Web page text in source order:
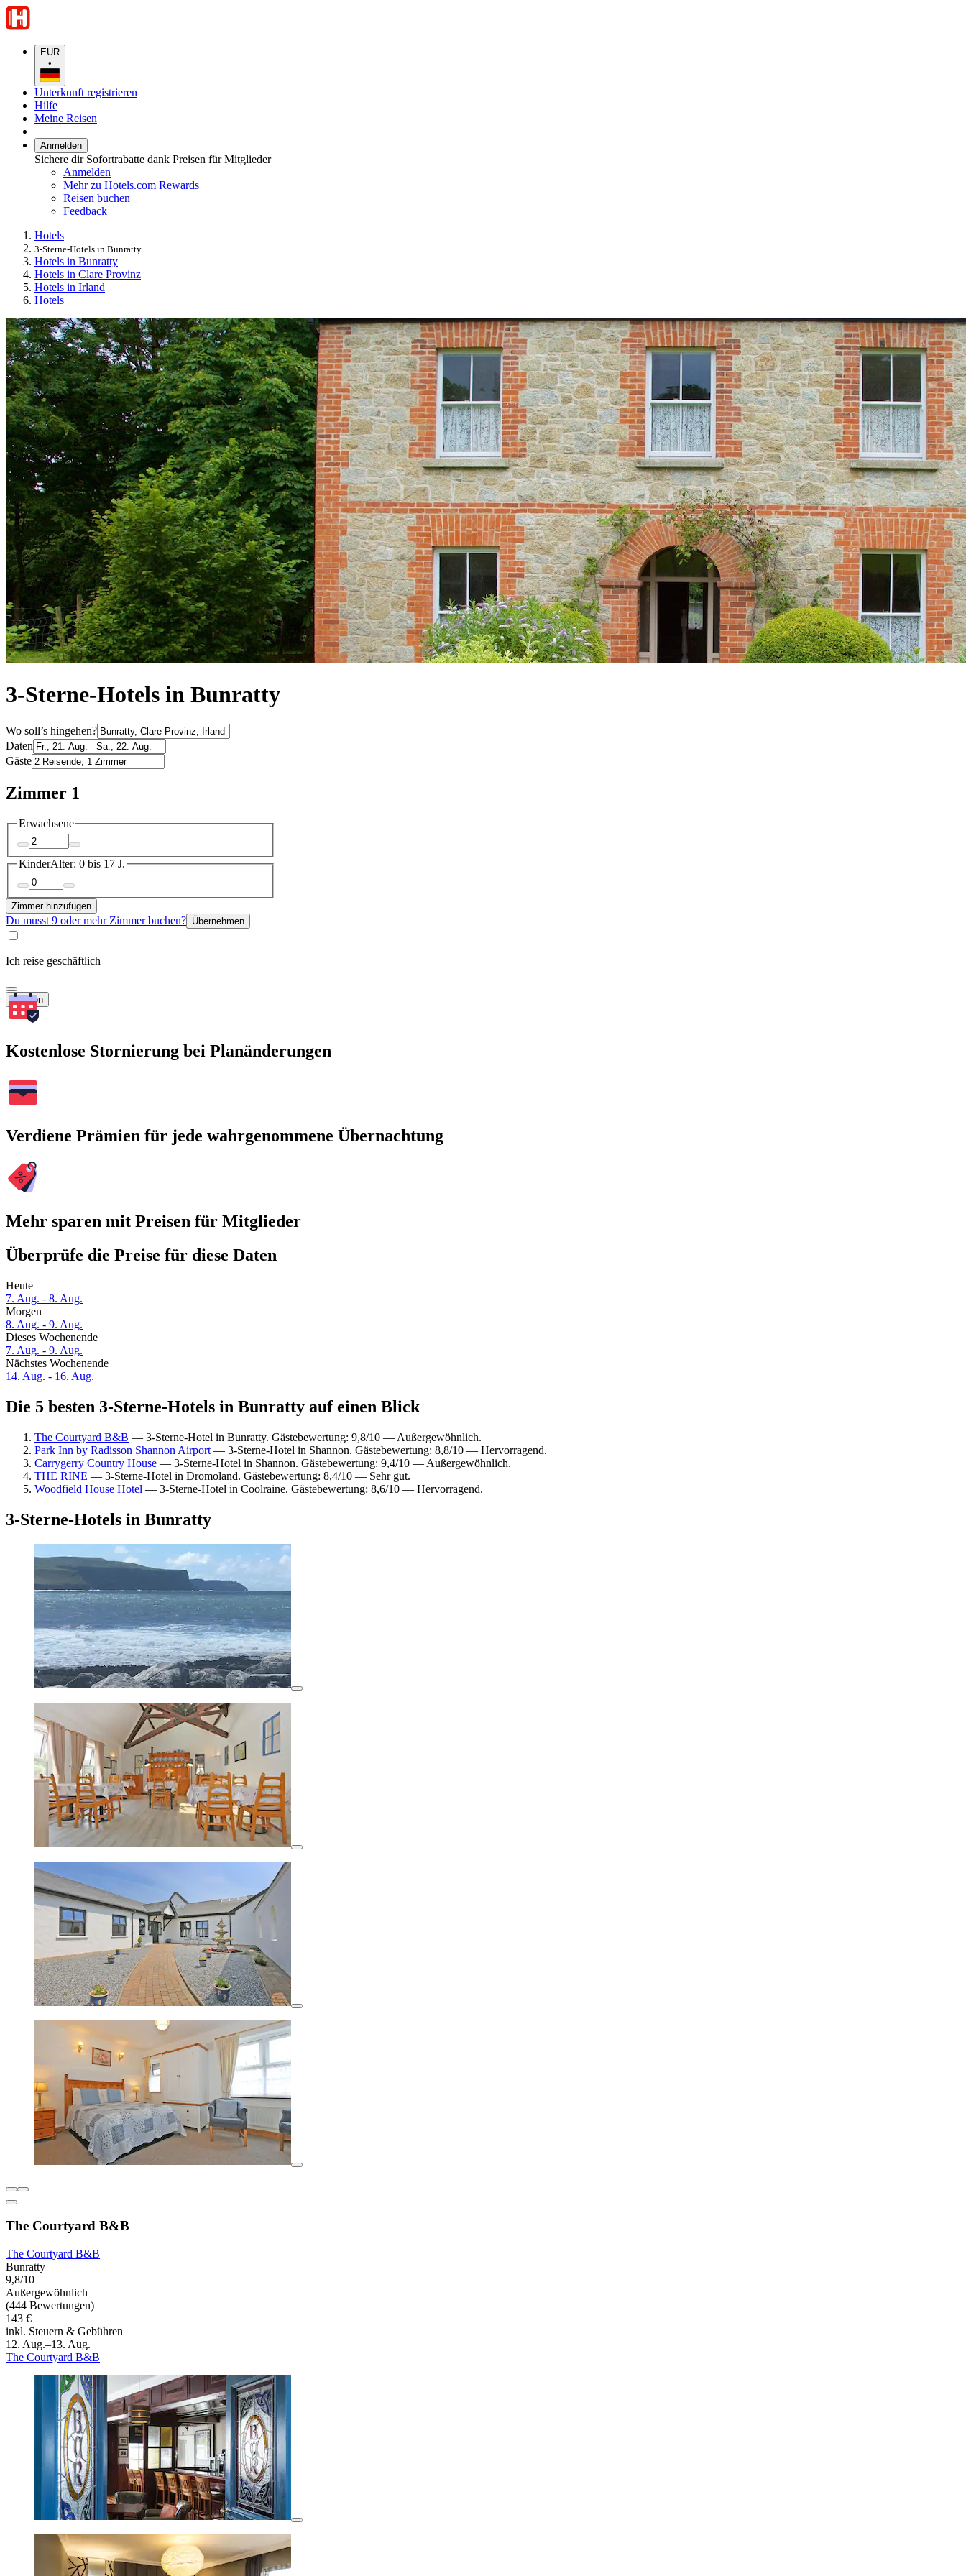
EUR
•
Unterkunft registrieren
Hilfe
Meine Reisen
Anmelden
Sichere dir Sofortrabatte dank Preisen für Mitglieder
Anmelden
Mehr zu Hotels.com Rewards
Reisen buchen
Feedback
Hotels
3-Sterne-Hotels in Bunratty
Hotels in Bunratty
Hotels in Clare Provinz
Hotels in Irland
Hotels
3-Sterne-Hotels in Bunratty
Wo soll’s hingehen?
Daten
Gäste
Zimmer 1
Erwachsene
KinderAlter: 0 bis 17 J.
Zimmer hinzufügen
Du musst 9 oder mehr Zimmer buchen? Übernehmen
Ich reise geschäftlich
Suchen
Kostenlose Stornierung bei Planänderungen
Verdiene Prämien für jede wahrgenommene Übernachtung
Mehr sparen mit Preisen für Mitglieder
Überprüfe die Preise für diese Daten
Heute
7. Aug. - 8. Aug.
Morgen
8. Aug. - 9. Aug.
Dieses Wochenende
7. Aug. - 9. Aug.
Nächstes Wochenende
14. Aug. - 16. Aug.
Die 5 besten 3-Sterne-Hotels in Bunratty auf einen Blick
The Courtyard B&B — 3-Sterne-Hotel in Bunratty. Gästebewertung: 9,8/10 — Außergewöhnlich.
Park Inn by Radisson Shannon Airport — 3-Sterne-Hotel in Shannon. Gästebewertung: 8,8/10 — Hervorragend.
Carrygerry Country House — 3-Sterne-Hotel in Shannon. Gästebewertung: 9,4/10 — Außergewöhnlich.
THE RINE — 3-Sterne-Hotel in Dromoland. Gästebewertung: 8,4/10 — Sehr gut.
Woodfield House Hotel — 3-Sterne-Hotel in Coolraine. Gästebewertung: 8,6/10 — Hervorragend.
3-Sterne-Hotels in Bunratty
The Courtyard B&B
The Courtyard B&B
Bunratty
9,8/10
Außergewöhnlich
(444 Bewertungen)
143 €
inkl. Steuern & Gebühren
12. Aug.–13. Aug.
The Courtyard B&B